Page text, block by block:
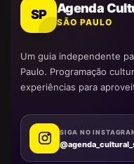
SP Agenda
SÃO PAULO
Um guia independente
Paulo. Programação
experiências para
SIGA NO